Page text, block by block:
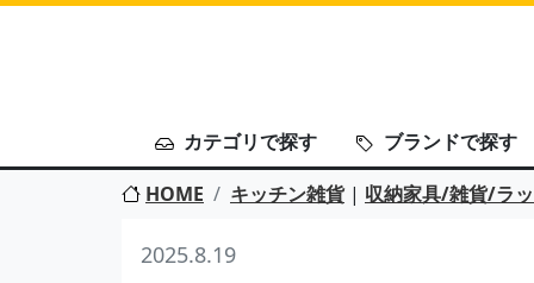
カテゴリで探す
ブランドで探す
HOME
キッチン雑貨| 収納家具/雑貨/ラ
2025.8.19